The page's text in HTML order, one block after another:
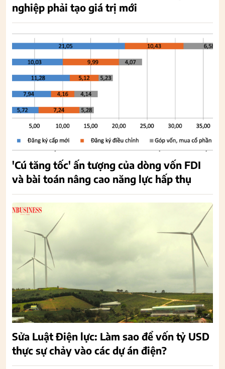
nghiệp phải tạo giá trị mới
'Cú tăng tốc' ấn tượng của dòng vốn FDI
và bài toán nâng cao năng lực hấp thụ
Sửa Luật Điện lực: Làm sao để vốn tỷ USD
thực sự chảy vào các dự án điện?